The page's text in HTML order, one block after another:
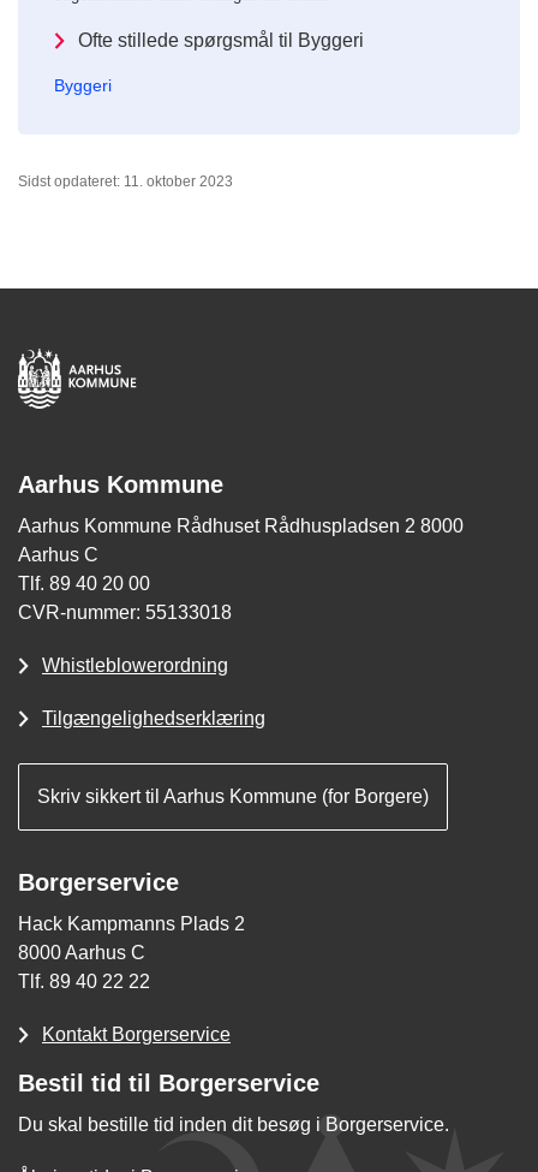
Ofte stillede spørgsmål til Byggeri
Byggeri
Sidst opdateret: 11. oktober 2023
Aarhus Kommune
Aarhus Kommune Rådhuset Rådhuspladsen 2 8000
Aarhus C
Tlf. 89 40 20 00
CVR-nummer: 55133018
Whistleblowerordning
Tilgængelighedserklæring
Skriv sikkert til Aarhus Kommune (for Borgere)
Borgerservice
Hack Kampmanns Plads 2
8000 Aarhus C
Tlf. 89 40 22 22
Kontakt Borgerservice
Bestil tid til Borgerservice
Du skal bestille tid inden dit besøg i Borgerservice.